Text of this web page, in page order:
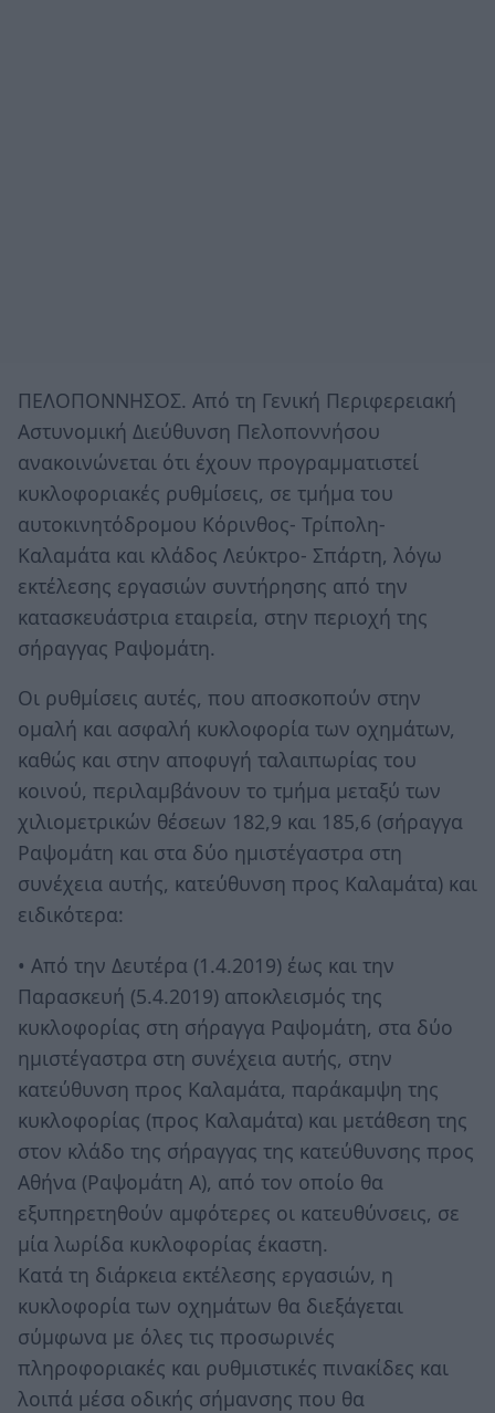
ΠΕΛΟΠΟΝΝΗΣΟΣ. Από τη Γενική Περιφερειακή
Αστυνομική Διεύθυνση Πελοποννήσου
ανακοινώνεται ότι έχουν προγραμματιστεί
κυκλοφοριακές ρυθμίσεις, σε τμήμα του
αυτοκινητόδρομου Κόρινθος- Τρίπολη-
Καλαμάτα και κλάδος Λεύκτρο- Σπάρτη, λόγω
εκτέλεσης εργασιών συντήρησης από την
κατασκευάστρια εταιρεία, στην περιοχή της
σήραγγας Ραψομάτη.
Οι ρυθμίσεις αυτές, που αποσκοπούν στην
ομαλή και ασφαλή κυκλοφορία των οχημάτων,
καθώς και στην αποφυγή ταλαιπωρίας του
κοινού, περιλαμβάνουν το τμήμα μεταξύ των
χιλιομετρικών θέσεων 182,9 και 185,6 (σήραγγα
Ραψομάτη και στα δύο ημιστέγαστρα στη
συνέχεια αυτής, κατεύθυνση προς Καλαμάτα) και
ειδικότερα:
• Από την Δευτέρα (1.4.2019) έως και την
Παρασκευή (5.4.2019) αποκλεισμός της
κυκλοφορίας στη σήραγγα Ραψομάτη, στα δύο
ημιστέγαστρα στη συνέχεια αυτής, στην
κατεύθυνση προς Καλαμάτα, παράκαμψη της
κυκλοφορίας (προς Καλαμάτα) και μετάθεση της
στον κλάδο της σήραγγας της κατεύθυνσης προς
Αθήνα (Ραψομάτη Α), από τον οποίο θα
εξυπηρετηθούν αμφότερες οι κατευθύνσεις, σε
μία λωρίδα κυκλοφορίας έκαστη.
Κατά τη διάρκεια εκτέλεσης εργασιών, η
κυκλοφορία των οχημάτων θα διεξάγεται
σύμφωνα με όλες τις προσωρινές
πληροφοριακές και ρυθμιστικές πινακίδες και
λοιπά μέσα οδικής σήμανσης που θα